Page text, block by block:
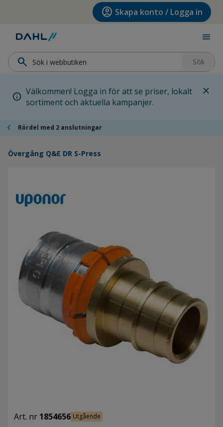
Hoppa till huvudinnehållet account_circle Skapa konto / Logga in
menu
search Sök
info Välkommen! Logga in för att se priser, lokalt
sortiment och aktuella kampanjer.
close
chevron_left Rördel med 2 anslutningar
Övergång Q&E DR S-Press
Art. nr 1854656 Utgående